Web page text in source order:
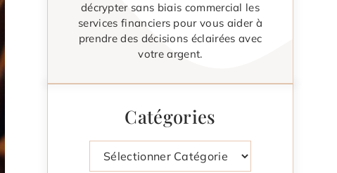
décrypter sans biais commercial les
services financiers pour vous aider à
prendre des décisions éclairées avec
votre argent.
Catégories
Catégories